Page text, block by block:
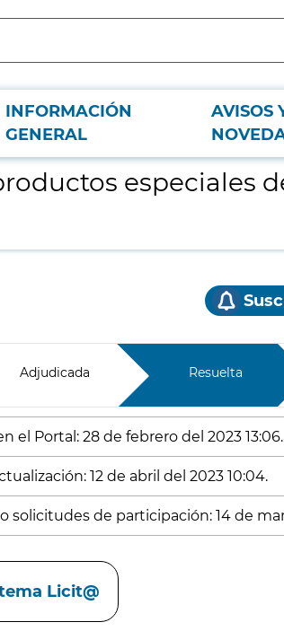
INFORMACIÓN
GENERAL
AVISOS
especiales
Adjudicada Resuelta
el Portal: 28 de febrero del 2023 13:06.
12 de abril del 2023 10:04.
de participación: 14 de
Licit@